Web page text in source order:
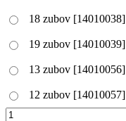
18 zubov [14010038]
19 zubov [14010039]
13 zubov [14010056]
12 zubov [14010057]